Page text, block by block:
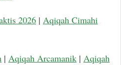
2026 | Aqiqah Cimahi
| Aqiqah Arcamanik | Aqiqah